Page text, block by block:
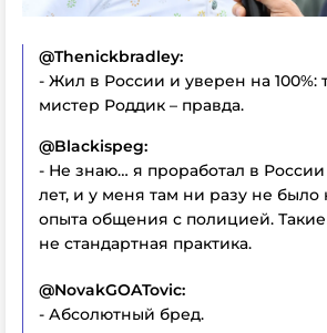
@Thenickbradley:
- Жил в России и уверен на 100%:
мистер Роддик – правда.
@Blackispeg:
- Не знаю… я проработал в
лет, и у меня там ни разу не было
опыта общения с полицией.
не стандартная практика.
@NovakGOATovic:
- Абсолютный бред.